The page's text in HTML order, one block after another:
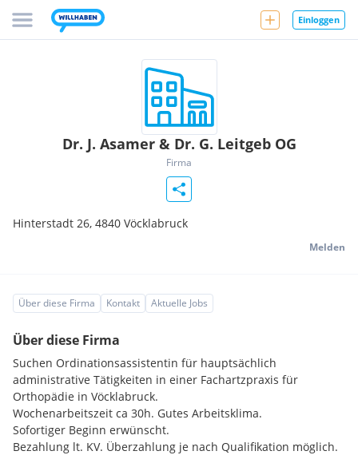
Einloggen
Dr. J. Asamer & Dr. G. Leitgeb OG
Firma
Hinterstadt 26, 4840 Vöcklabruck
Melden
Über diese Firma Kontakt Aktuelle Jobs
Über diese Firma
Suchen Ordinationsassistentin für hauptsächlich
administrative Tätigkeiten in einer Fachartzpraxis für
Orthopädie in Vöcklabruck.
Wochenarbeitszeit ca 30h. Gutes Arbeitsklima.
Sofortiger Beginn erwünscht.
Bezahlung lt. KV. Überzahlung je nach Qualifikation möglich.